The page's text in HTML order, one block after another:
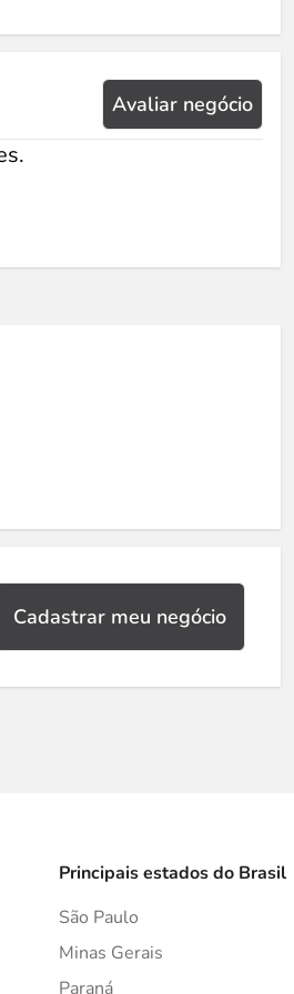
Avaliar negócio
Cadastrar meu negócio
Principais estados do Brasil
São Paulo
Minas Gerais
Paraná